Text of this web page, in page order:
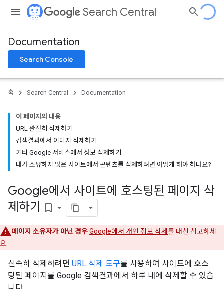
Search Central
Documentation
Search Console
홈 Search Central Documentation
이 페이지의 내용
URL 완전히 삭제하기
검색결과에서 이미지 삭제하기
기타 Google 서비스에서 정보 삭제하기
내가 소유하지 않은 사이트에서 콘텐츠를 삭제하려면 어떻게 해야 하나요?
Google에서 사이트에 호스팅된 페이지 삭
제하기
bookmark_border
페이지 소유자가 아닌 경우Google에서 개인 정보 삭제 를 대신 참고하세
요.
신속히 삭제하려면 URL 삭제 도구를 사용하여 사이트에 호스
팅된 페이지를 Google 검색결과에서 하루 내에 삭제할 수 있습